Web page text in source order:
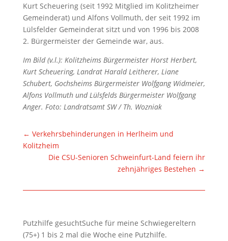
Kurt Scheuering (seit 1992 Mitglied im Kolitzheimer
Gemeinderat) und Alfons Vollmuth, der seit 1992 im
Lülsfelder Gemeinderat sitzt und von 1996 bis 2008
2. Bürgermeister der Gemeinde war, aus.
Im Bild (v.l.): Kolitzheims Bürgermeister Horst Herbert,
Kurt Scheuering, Landrat Harald Leitherer, Liane
Schubert, Gochsheims Bürgermeister Wolfgang Widmeier,
Alfons Vollmuth und Lülsfelds Bürgermeister Wolfgang
Anger. Foto: Landratsamt SW / Th. Wozniak
← Verkehrsbehinderungen in Herlheim und
Kolitzheim
Die CSU-Senioren Schweinfurt-Land feiern ihr
zehnjähriges Bestehen →
Putzhilfe gesuchtSuche für meine Schwiegereltern
(75+) 1 bis 2 mal die Woche eine Putzhilfe.